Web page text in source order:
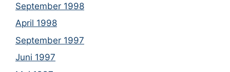
September 1998
April 1998
September 1997
Juni 1997